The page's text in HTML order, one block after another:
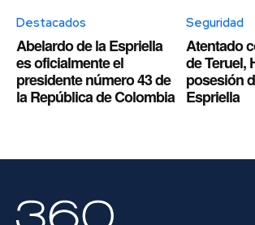
Destacados
Abelardo de la Espriella
es oficialmente el
presidente número 43 de
la República de Colombia
Seguridad
Atentado
de Teruel,
posesión
Espriella